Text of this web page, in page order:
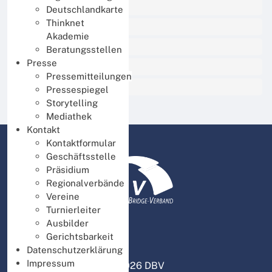
Deutschlandkarte
Thinknet
Akademie
Beratungsstellen
Presse
Pressemitteilungen
Pressespiegel
Storytelling
Mediathek
Kontakt
Kontaktformular
Geschäftsstelle
Präsidium
Regionalverbände
Vereine
Turnierleiter
Ausbilder
Gerichtsbarkeit
Datenschutzerklärung
Impressum
BBO Unterricht
Thinknet für Mitglieder
Thinknet für Ausbilder
Thinknet für Turnierleiter
DBV intern
© 2026 DBV